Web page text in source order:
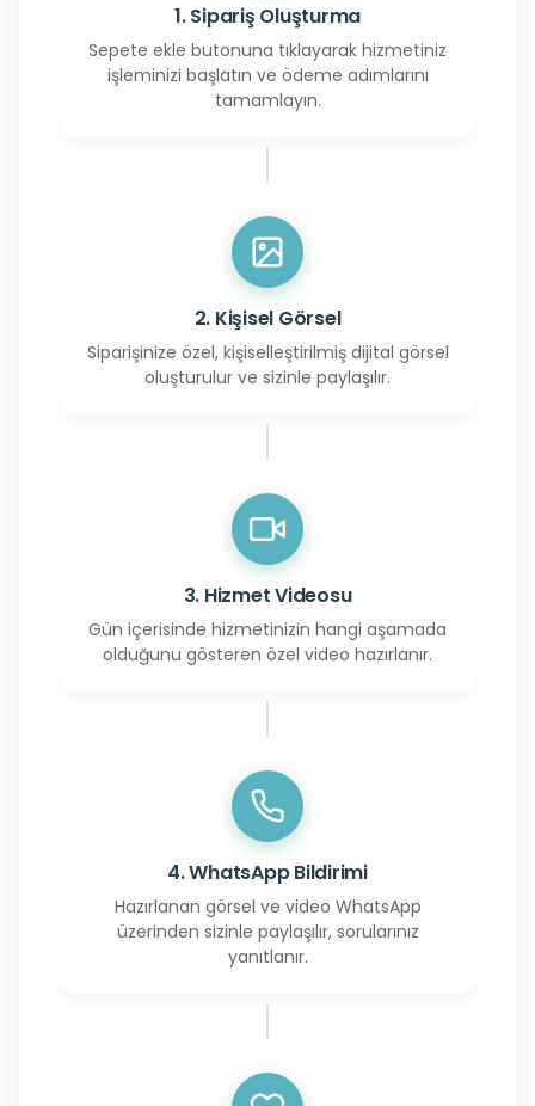
1. Sipariş Oluşturma
Sepete ekle butonuna tıklayarak hizmetiniz
işleminizi başlatın ve ödeme adımlarını
tamamlayın.
2. Kişisel Görsel
Siparişinize özel, kişiselleştirilmiş dijital görsel
oluşturulur ve sizinle paylaşılır.
3. Hizmet Videosu
Gün içerisinde hizmetinizin hangi aşamada
olduğunu gösteren özel video hazırlanır.
4. WhatsApp Bildirimi
Hazırlanan görsel ve video WhatsApp
üzerinden sizinle paylaşılır, sorularınız
yanıtlanır.